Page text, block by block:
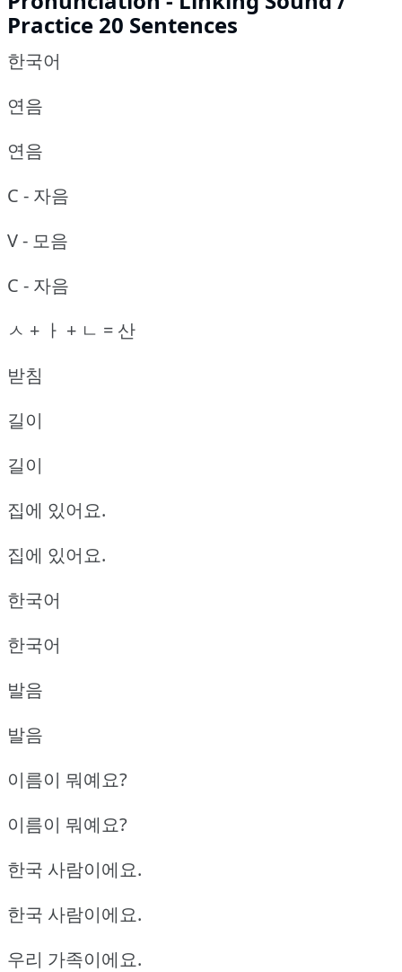
Practice 20 Sentences
한국어
연음
연음
C - 자음
V - 모음
C - 자음
ㅅ + ㅏ + ㄴ = 산
받침
길이
길이
집에 있어요.
집에 있어요.
한국어
한국어
발음
발음
이름이 뭐예요?
이름이 뭐예요?
한국 사람이에요.
한국 사람이에요.
우리 가족이에요.